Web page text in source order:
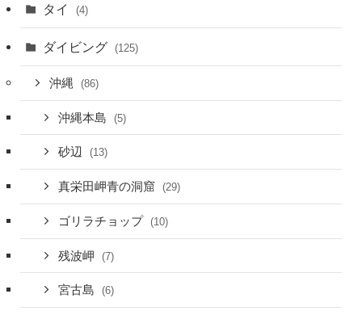
タイ (4)
ダイビング (125)
沖縄 (86)
沖縄本島 (5)
砂辺 (13)
真栄田岬青の洞窟 (29)
ゴリラチョップ (10)
残波岬 (7)
宮古島 (6)